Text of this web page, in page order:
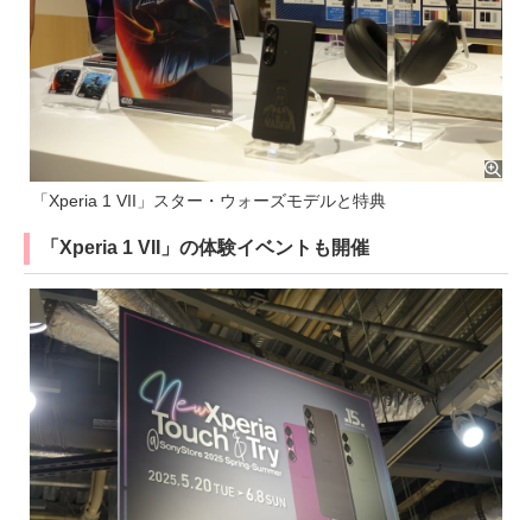
「Xperia 1 VII」スター・ウォーズモデルと特典
「Xperia 1 VII」の体験イベントも開催